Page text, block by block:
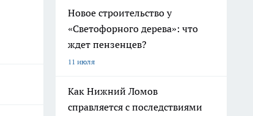
Новое строительство у
«Светофорного дерева»: что
ждет пензенцев?
11 июля
Как Нижний Ломов
справляется с последствиями